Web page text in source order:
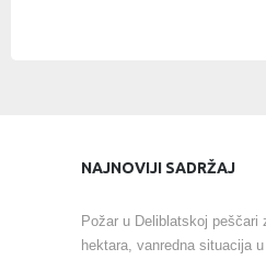
NAJNOVIJI SADRŽAJ
Požar u Deliblatskoj peščari
hektara, vanredna situacija